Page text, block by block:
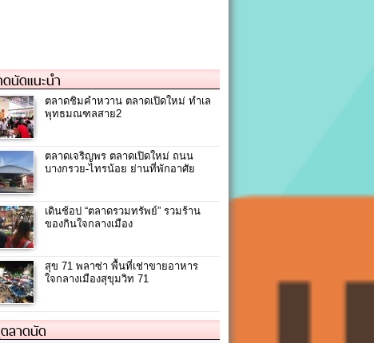
นัดแนะนำ
ตลาดชิมคำหวาน ตลาดเปิดใหม่ ทำเล
พุทธมณฑลสาย2
ตลาดเจริญพร ตลาดเปิดใหม่ ถนน
บางกรวย-ไทรน้อย ย่านที่พักอาศัย
เดินช้อป “ตลาดรวมทรัพย์” รวมร้าน
ของกินใจกลางเมือง
สุข 71 พลาซ่า พื้นที่เช่าขายอาหาร
ใจกลางเมืองสุขุมวิท 71
ลาดนัด